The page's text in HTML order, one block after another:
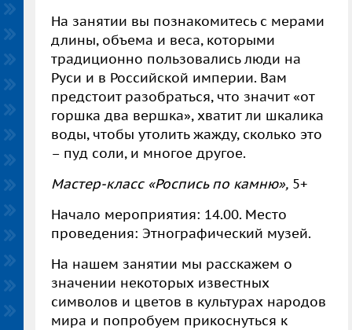
На занятии вы познакомитесь с мерами
длины, объема и веса, которыми
традиционно пользовались люди на
Руси и в Российской империи. Вам
предстоит разобраться, что значит «от
горшка два вершка», хватит ли шкалика
воды, чтобы утолить жажду, сколько это
– пуд соли, и многое другое.
Мастер-класс «Роспись по камню», 5+
Начало мероприятия: 14.00. Место
проведения: Этнографический музей.
На нашем занятии мы расскажем о
значении некоторых известных
символов и цветов в культурах народов
мира и попробуем прикоснуться к